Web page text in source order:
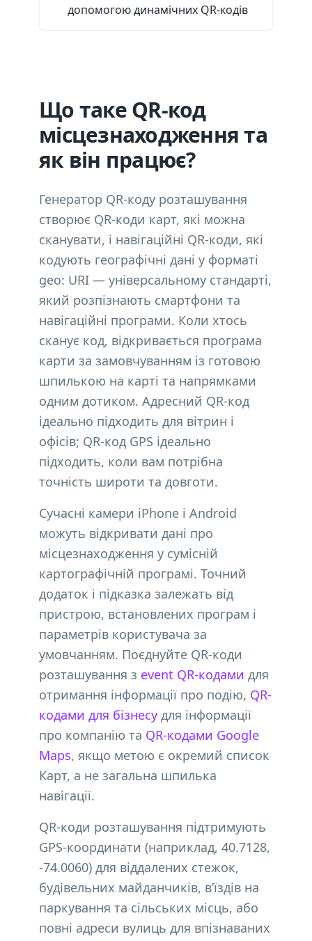
допомогою динамічних QR-кодів
Що таке QR-код
місцезнаходження та
як він працює?
Генератор QR-коду розташування
створює QR-коди карт, які можна
сканувати, і навігаційні QR-коди, які
кодують географічні дані у форматі
geo: URI — універсальному стандарті,
який розпізнають смартфони та
навігаційні програми. Коли хтось
сканує код, відкривається програма
карти за замовчуванням із готовою
шпилькою на карті та напрямками
одним дотиком. Адресний QR-код
ідеально підходить для вітрин і
офісів; QR-код GPS ідеально
підходить, коли вам потрібна
точність широти та довготи.
Сучасні камери iPhone і Android
можуть відкривати дані про
місцезнаходження у сумісній
картографічній програмі. Точний
додаток і підказка залежать від
пристрою, встановлених програм і
параметрів користувача за
умовчанням. Поєднуйте QR-коди
розташування з event QR-кодами для
отримання інформації про подію, QR-
кодами для бізнесу для інформації
про компанію та QR-кодами Google
Maps, якщо метою є окремий список
Карт, а не загальна шпилька
навігації.
QR-коди розташування підтримують
GPS-координати (наприклад, 40.7128,
-74.0060) для віддалених стежок,
будівельних майданчиків, в’їздів на
паркування та сільських місць, або
повні адреси вулиць для впізнаваних